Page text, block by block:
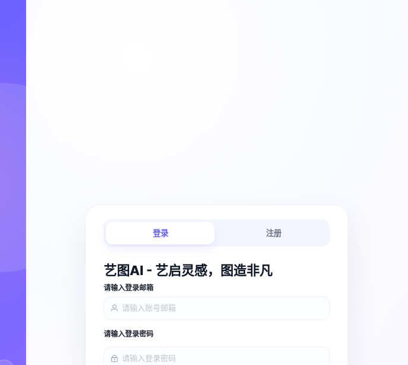
从脚本、分镜到视频生成，保持创作链路连贯顺畅。
登录 注册
艺图AI - 艺启灵感，图造非凡
请输入登录邮箱
请输入登录密码